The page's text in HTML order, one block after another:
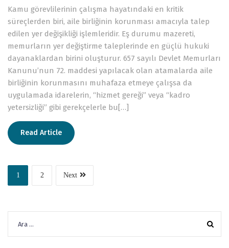
Kamu görevlilerinin çalışma hayatındaki en kritik
süreçlerden biri, aile birliğinin korunması amacıyla talep
edilen yer değişikliği işlemleridir. Eş durumu mazereti,
memurların yer değiştirme taleplerinde en güçlü hukuki
dayanaklardan birini oluşturur. 657 sayılı Devlet Memurları
Kanunu’nun 72. maddesi yapılacak olan atamalarda aile
birliğinin korunmasını muhafaza etmeye çalışsa da
uygulamada idarelerin, “hizmet gereği” veya “kadro
yetersizliği” gibi gerekçelerle bu[…]
Read Article
1 2 Next